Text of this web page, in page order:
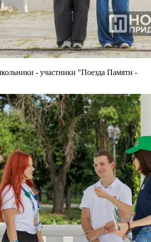
- участники "Поезда Памяти -